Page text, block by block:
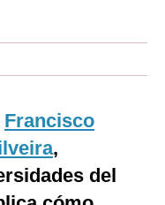
Francisco
,
del